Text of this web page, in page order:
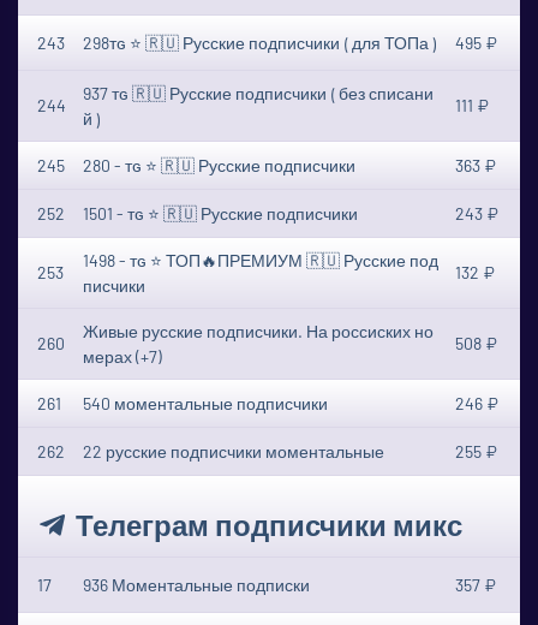
243 298ᴛɢ ⭐ 🇷🇺 Русские подписчики ⟮ для ТОПа ⟯ 495 ₽
244
937 ᴛɢ 🇷🇺 Русские подписчики ⟮ без списани
й ⟯
111 ₽
245 280 - ᴛɢ ⭐ 🇷🇺 Русские подписчики 363 ₽
252 1501 - ᴛɢ ⭐ 🇷🇺 Русские подписчики 243 ₽
253
1498 - ᴛɢ ⭐ ТОП🔥ПРЕМИУМ 🇷🇺 Русские под
писчики
132 ₽
260
Живые русские подписчики. На россиских но
мерах (+7)
508 ₽
261 540 моментальные подписчики 246 ₽
262 22 русские подписчики моментальные 255 ₽
Телеграм подписчики микс
17 936 Моментальные подписки 357 ₽